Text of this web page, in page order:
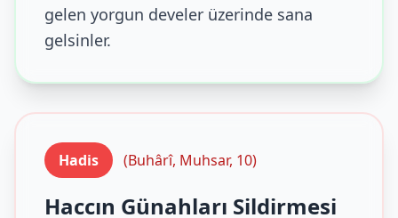
gelen yorgun develer üzerinde sana
gelsinler.
Hadis (Buhârî, Muhsar, 10)
Haccın Günahları Sildirmesi